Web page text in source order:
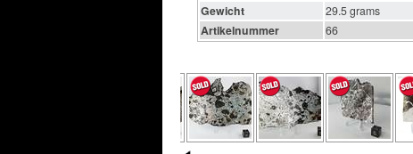
Gewicht 29.5 grams
Artikelnummer 66